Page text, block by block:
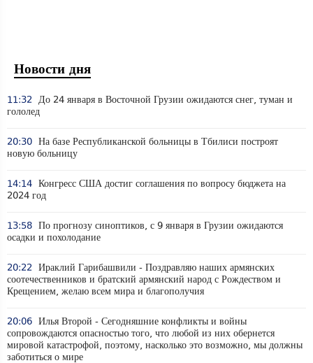
Новости дня
11:32
До 24 января в Восточной Грузии ожидаются снег, туман и
гололед
20:30 На базе Республиканской больницы в Тбилиси построят
новую больницу
14:14 Конгресс США достиг соглашения по вопросу бюджета на
2024 год
13:58 По прогнозу синоптиков, с 9 января в Грузии ожидаются
осадки и похолодание
20:22
Ираклий Гарибашвили - Поздравляю наших армянских
соотечественников и братский армянский народ с Рождеством и
Крещением, желаю всем мира и благополучия
20:06 Илья Второй - Сегодняшние конфликты и войны
сопровождаются опасностью того, что любой из них обернется
мировой катастрофой, поэтому, насколько это возможно, мы должны
заботиться о мире